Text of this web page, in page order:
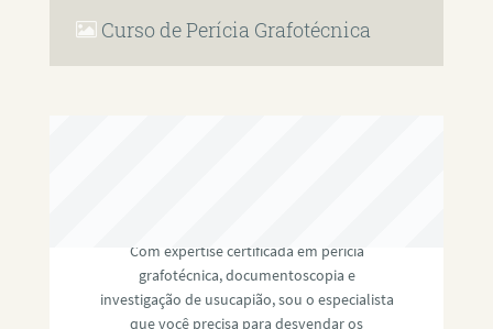
Curso de Perícia Grafotécnica
Com expertise certificada em perícia
grafotécnica, documentoscopia e
investigação de usucapião, sou o especialista
que você precisa para desvendar os